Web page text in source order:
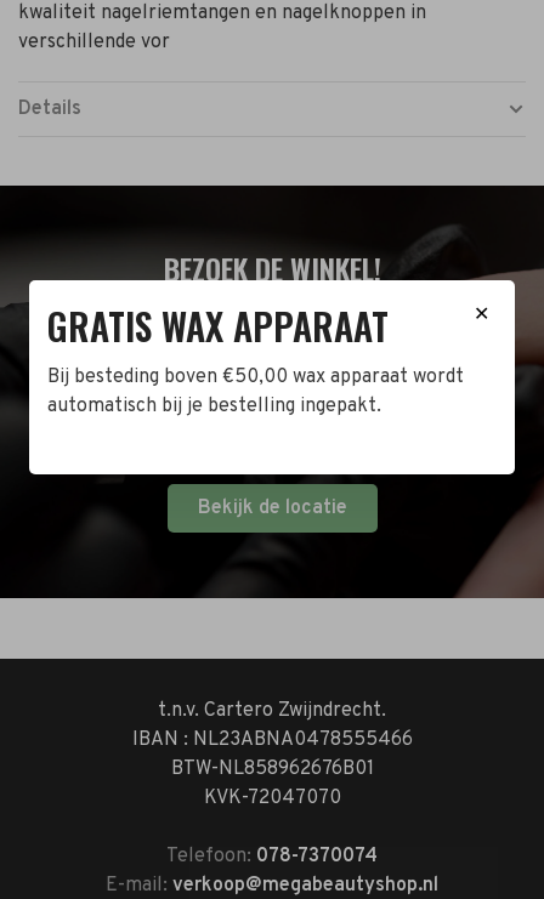
kwaliteit nagelriemtangen en nagelknoppen in
verschillende vor
Details
BEZOEK DE WINKEL!
Naast de online shop hebben wij ook een fysieke
Leeuwenhoekstraat 10. Kom op een doordeweekse
dag langs tussen 10:00 en 17:00 of op de zaterdag
Bekijk de locatie
t.n.v. Cartero Zwijndrecht.
IBAN : NL23ABNA0478555466
BTW-NL858962676B01
KVK-72047070
Telefoon: 078-7370074
E-mail: verkoop@megabeautyshop.nl
✕
GRATIS WAX APPARAAT
Bij besteding boven €50,00 wax apparaat wordt
automatisch bij je bestelling ingepakt.